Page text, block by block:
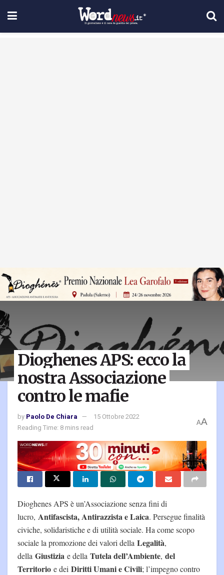
Dioghenes APS: ecco la
nostra Associazione
contro le mafie
by Paolo De Chiara
15 Ottobre 2022
Reading Time: 8 mins read
AA
Dioghenes APS è un’Associazione senza fini di
lucro, Antifascista, Antirazzista e Laica. Persegue finalità
civiche, solidaristiche e di utilità sociale. Ha come scopo
sociale la promozione dei valori della Legalità,
della Giustizia e della Tutela dell’Ambiente, del
Territorio e dei Diritti Umani e Civili; l’impegno contro